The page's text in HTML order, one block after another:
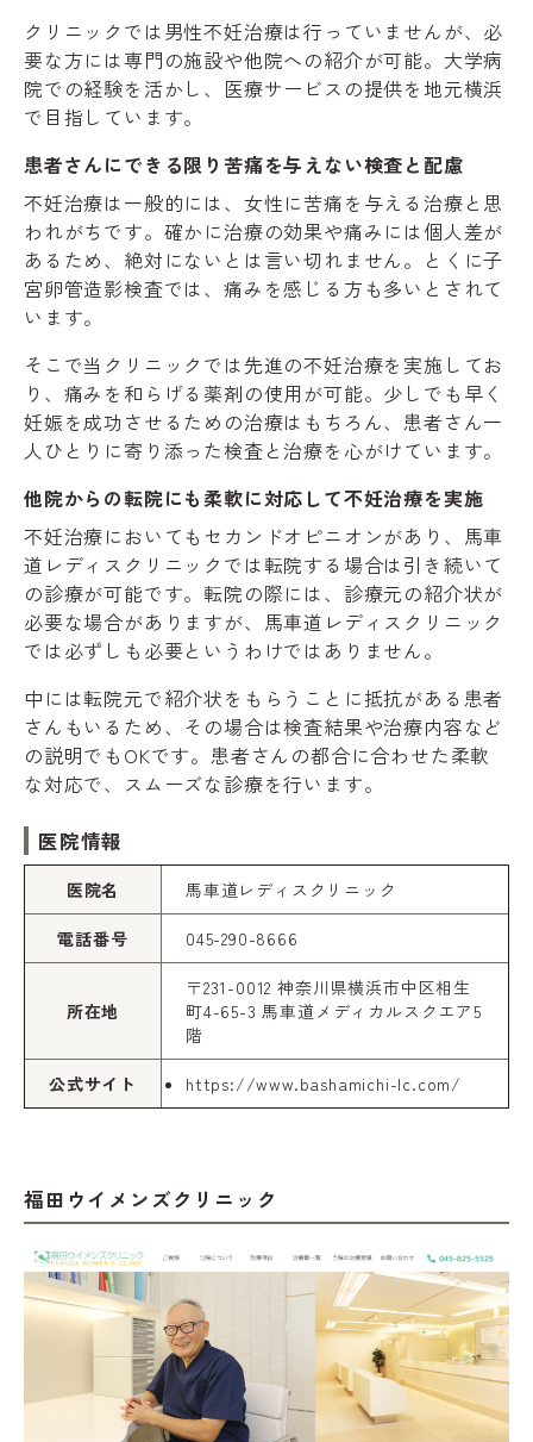
クリニックでは男性不妊治療は行っていませんが、必
要な方には専門の施設や他院への紹介が可能。大学病
院での経験を活かし、医療サービスの提供を地元横浜
で目指しています。
患者さんにできる限り苦痛を与えない検査と配慮
不妊治療は一般的には、女性に苦痛を与える治療と思
われがちです。確かに治療の効果や痛みには個人差が
あるため、絶対にないとは言い切れません。とくに子
宮卵管造影検査では、痛みを感じる方も多いとされて
います。
そこで当クリニックでは先進の不妊治療を実施してお
り、痛みを和らげる薬剤の使用が可能。少しでも早く
妊娠を成功させるための治療はもちろん、患者さん一
人ひとりに寄り添った検査と治療を心がけています。
他院からの転院にも柔軟に対応して不妊治療を実施
不妊治療においてもセカンドオピニオンがあり、馬車
道レディスクリニックでは転院する場合は引き続いて
の診療が可能です。転院の際には、診療元の紹介状が
必要な場合がありますが、馬車道レディスクリニック
では必ずしも必要というわけではありません。
中には転院元で紹介状をもらうことに抵抗がある患者
さんもいるため、その場合は検査結果や治療内容など
の説明でもOKです。患者さんの都合に合わせた柔軟
な対応で、スムーズな診療を行います。
医院情報
医院名 馬車道レディスクリニック
電話番号 045-290-8666
所在地
〒231-0012 神奈川県横浜市中区相生
町4-65-3 馬車道メディカルスクエア5
階
公式サイト https://www.bashamichi-lc.com/
福田ウイメンズクリニック